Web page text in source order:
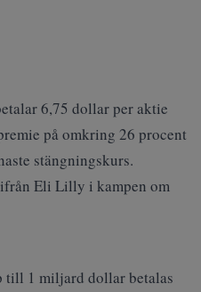
6,75 dollar per aktie
på omkring 26 procent
stängningskurs.
Eli Lilly i kampen om
till 1 miljard dollar betalas